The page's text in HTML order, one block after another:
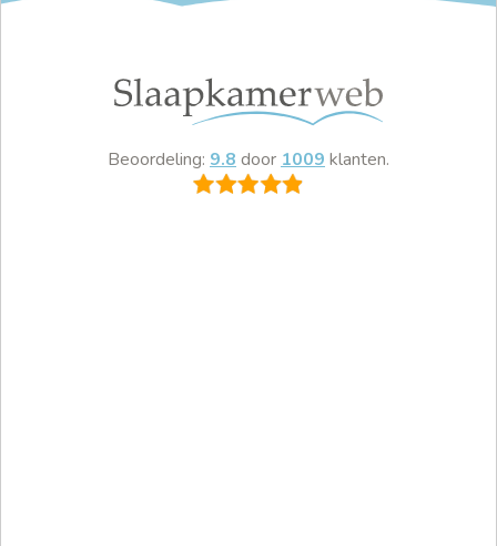
Beoordeling: 9.8 door 1009 klanten.